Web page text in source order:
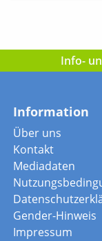
Info-
Information
Über uns
Kontakt
Mediadaten
Gender-Hinweis
Impressum